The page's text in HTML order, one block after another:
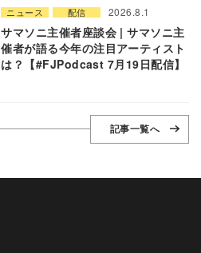
ニュース 配信 2026.8.1
サマソニ主催者座談会 | サマソニ主
催者が語る今年の注目アーティスト
は？【#FJPodcast 7月19日配信】
記事一覧へ